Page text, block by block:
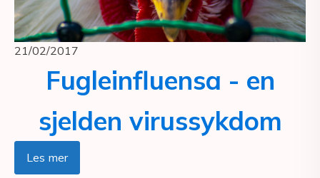
21/02/2017
Fugleinfluensa - en
sjelden virussykdom
Les mer